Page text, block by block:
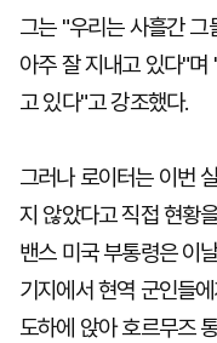
그는 "우리는 사흘간
아주 잘 지내고 있다"며
고 있다"고 강조했다.
그러나 로이터는 이번
지 않았다고 직접 현황
밴스 미국 부통령은 이
기지에서 현역 군인들
도하에 앉아 호르무즈